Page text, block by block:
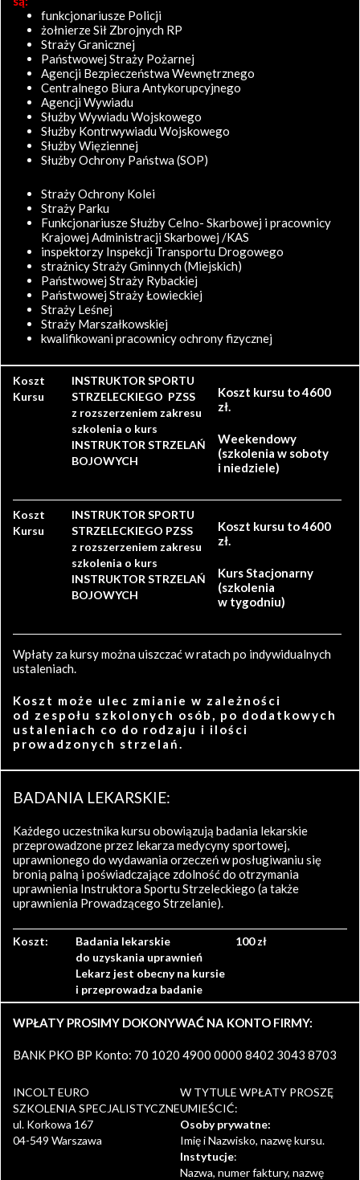
funkcjonariusze Policji
żołnierze Sił Zbrojnych RP
Straży Granicznej
Państwowej Straży Pożarnej
Agencji Bezpieczeństwa Wewnętrznego
Centralnego Biura Antykorupcyjnego
Agencji Wywiadu
Służby Wywiadu Wojskowego
Służby Kontrwywiadu Wojskowego
Służby Więziennej
Służby Ochrony Państwa (SOP)
Straży Ochrony Kolei
Straży Parku
Funkcjonariusze Służby Celno- Skarbowej i pracownicy
Krajowej Administracji Skarbowej /KAS
inspektorzy Inspekcji Transportu Drogowego
strażnicy Straży Gminnych (Miejskich)
Państwowej Straży Rybackiej
Państwowej Straży Łowieckiej
Straży Leśnej
Straży Marszałkowskiej
kwalifikowani pracownicy ochrony fizycznej
Koszt
Kursu
INSTRUKTOR SPORTU
STRZELECKIEGO PZSS
z rozszerzeniem zakresu
szkolenia o kurs
INSTRUKTOR STRZELAŃ
BOJOWYCH
Koszt kursu to 4600
zł.
Weekendowy
(szkolenia w soboty
i niedziele)
Koszt
Kursu
INSTRUKTOR SPORTU
STRZELECKIEGO PZSS
z rozszerzeniem zakresu
szkolenia o kurs
INSTRUKTOR STRZELAŃ
BOJOWYCH
Koszt kursu to 4600
zł.
Kurs Stacjonarny
(szkolenia
w tygodniu)
Wpłaty za kursy można uiszczać w ratach po indywidualnych
ustaleniach.
Koszt może ulec zmianie w zależności
od zespołu szkolonych osób, po dodatkowych
ustaleniach co do rodzaju i ilości
prowadzonych strzelań.
BADANIA LEKARSKIE:
Każdego uczestnika kursu obowiązują badania lekarskie
przeprowadzone przez lekarza medycyny sportowej,
uprawnionego do wydawania orzeczeń w posługiwaniu się
bronią palną i poświadczające zdolność do otrzymania
uprawnienia Instruktora Sportu Strzeleckiego (a także
uprawnienia Prowadzącego Strzelanie).
Koszt:
Badania lekarskie
do uzyskania uprawnień
Lekarz jest obecny na kursie
i przeprowadza badanie
100 zł
WPŁATY PROSIMY DOKONYWAĆ NA KONTO FIRMY:
BANK PKO BP Konto: 70 1020 4900 0000 8402 3043 8703
INCOLT EURO
SZKOLENIA SPECJALISTYCZNE
ul. Korkowa 167
04-549 Warszawa
W TYTULE WPŁATY PROSZĘ
UMIEŚCIĆ:
Osoby prywatne:
Imię i Nazwisko, nazwę kursu.
Instytucje:
Nazwa, numer faktury, nazwę